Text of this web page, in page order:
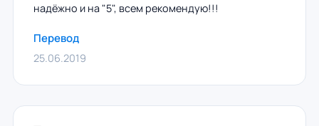
надёжно и на "5", всем рекомендую!!!
Перевод
25.06.2019